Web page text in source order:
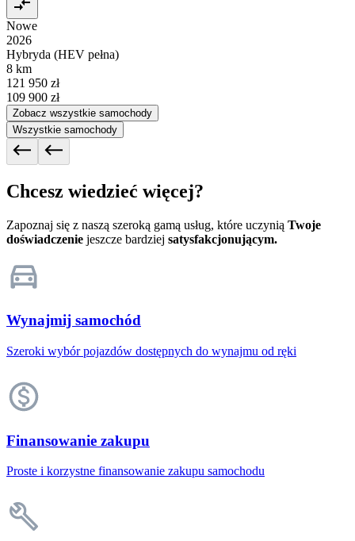
Nowe
2026
Hybryda (HEV pełna)
8 km
121 950 zł
109 900 zł
Zobacz wszystkie samochody
Wszystkie samochody
Chcesz wiedzieć więcej?
Zapoznaj się z naszą szeroką gamą usług, które uczynią Twoje
doświadczenie jeszcze bardziej satysfakcjonującym.
Wynajmij samochód
Szeroki wybór pojazdów dostępnych do wynajmu od ręki
Finansowanie zakupu
Proste i korzystne finansowanie zakupu samochodu